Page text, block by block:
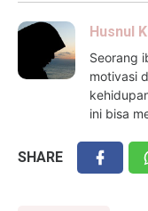
Husnul
Seorang
motivasi
ini bisa
SHARE